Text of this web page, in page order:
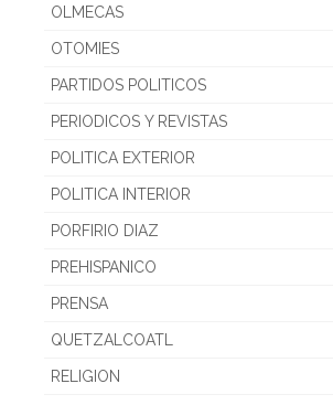
OLMECAS
OTOMIES
PARTIDOS POLITICOS
PERIODICOS Y REVISTAS
POLITICA EXTERIOR
POLITICA INTERIOR
PORFIRIO DIAZ
PREHISPANICO
PRENSA
QUETZALCOATL
RELIGION